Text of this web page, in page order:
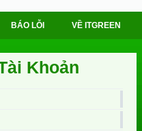
BÁO LỖI VỀ ITGREEN
Khoản